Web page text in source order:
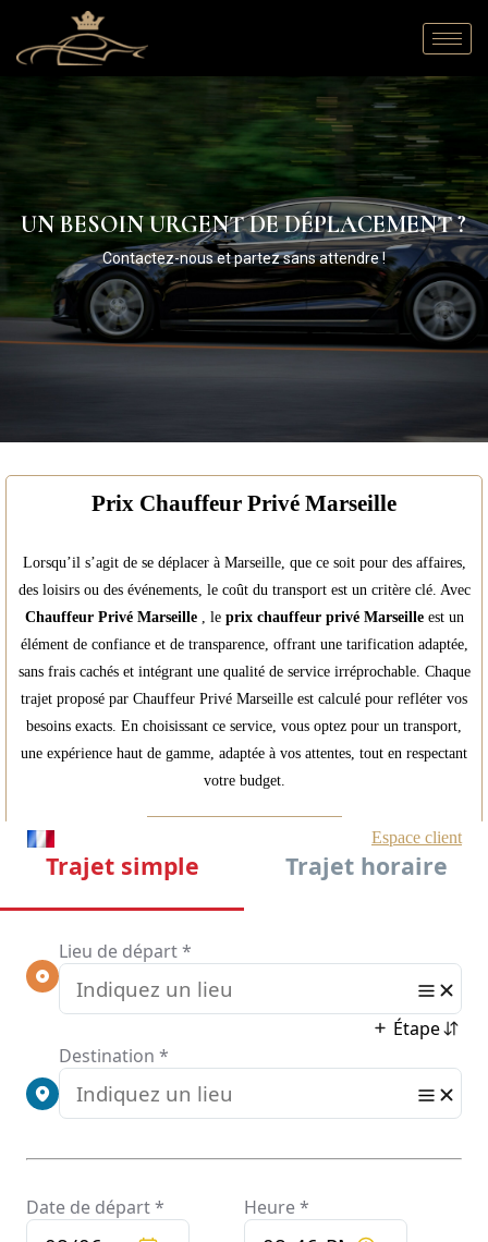
UN BESOIN URGENT DE DÉPLACEMENT ?
Contactez-nous et partez sans attendre !
Prix Chauffeur Privé Marseille
Lorsqu’il s’agit de se déplacer à Marseille, que ce soit pour des affaires,
des loisirs ou des événements, le coût du transport est un critère clé. Avec
Chauffeur Privé Marseille, le prix chauffeur privé Marseilleest un
élément de confiance et de transparence, offrant une tarification adaptée,
sans frais cachés et intégrant une qualité de service irréprochable. Chaque
trajet proposé par Chauffeur Privé Marseille est calculé pour refléter vos
besoins exacts. En choisissant ce service, vous optez pour un transport,
une expérience haut de gamme, adaptée à vos attentes, tout en respectant
votre budget.